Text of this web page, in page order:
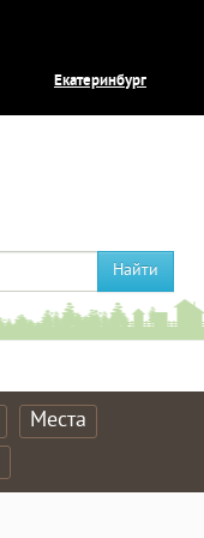
Екатеринбург
Найти
Места